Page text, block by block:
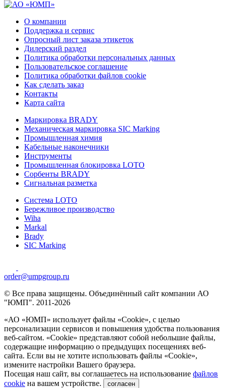
О компании
Поддержка и сервис
Опросный лист заказа этикеток
Дилерский раздел
Политика обработки персональных данных
Пользовательское соглашение
Политика обработки файлов cookie
Как сделать заказ
Контакты
Карта сайта
Маркировка BRADY
Механическая маркировка SIC Marking
Промышленная химия
Кабельные наконечники
Инструменты
Промышленная блокировка LOTO
Сорбенты BRADY
Сигнальная разметка
Система LOTO
Бережливое производство
Wiha
Markal
Brady
SIC Marking
order@umpgroup.ru
© Все права защищены. Объединённый сайт компании АО
"ЮМП". 2011-2026
«АО «ЮМП» использует файлы «Сookie», с целью
персонализации сервисов и повышения удобства пользования
веб-сайтом. «Cookie» представляют собой небольшие файлы,
содержащие информацию о предыдущих посещениях веб-
сайта. Если вы не хотите использовать файлы «Сookie»,
измените настройки Вашего браузера.
Посещая наш сайт, вы соглашаетесь на использование файлов
cookie на вашем устройстве. согласен